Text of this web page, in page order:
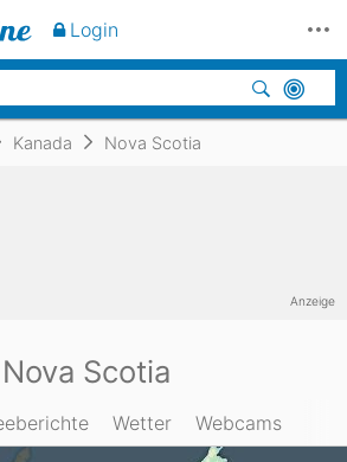
Kanada Nova Scotia
Scotia
Wetter Webcams
Anzeige
Login